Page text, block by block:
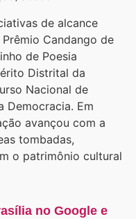
de alcance
Candango de
de Poesia
Distrital da
Nacional de
Democracia. Em
avançou com a
tombadas,
o patrimônio cultural
no Google e